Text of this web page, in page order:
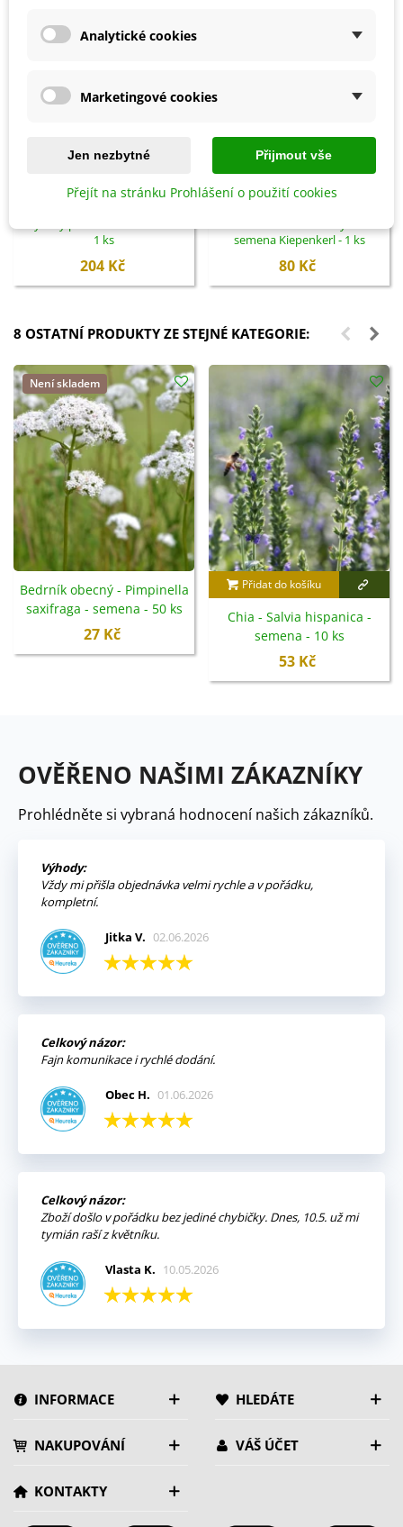
Přidat do košíku
1 ks
204 Kč
Přidat do košíku
semena Kiepenkerl - 1 ks
80 Kč
8 OSTATNÍ PRODUKTY ZE STEJNÉ KATEGORIE:
Není skladem
Bedrník obecný - Pimpinella
saxifraga - semena - 50 ks
27 Kč
Přidat do košíku
Chia - Salvia hispanica -
semena - 10 ks
53 Kč
OVĚŘENO NAŠIMI ZÁKAZNÍKY
Prohlédněte si vybraná hodnocení našich zákazníků.
Výhody:
Vždy mi přišla objednávka velmi rychle a v pořádku,
kompletní.
Jitka V. 02.06.2026
Celkový názor:
Fajn komunikace i rychlé dodání.
Obec H. 01.06.2026
Celkový názor:
Zboží došlo v pořádku bez jediné chybičky. Dnes, 10.5. už mi
tymián raší z květníku.
Vlasta K. 10.05.2026
INFORMACE HLEDÁTE
NAKUPOVÁNÍ VÁŠ ÚČET
KONTAKTY
Analytické cookies
Marketingové cookies
Jen nezbytné Přijmout vše
Přejít na stránku Prohlášení o použití cookies